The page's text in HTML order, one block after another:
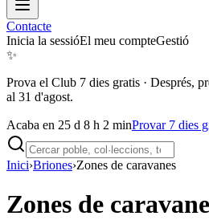
Contacte
Inicia la sessióEl meu compteGestió
✨
Prova el Club 7 dies gratis · Després,
al 31 d'agost.
Acaba en 25 d 8 h 2 minProvar 7 dies
Inici›Briones›Zones de caravanes
Zones de